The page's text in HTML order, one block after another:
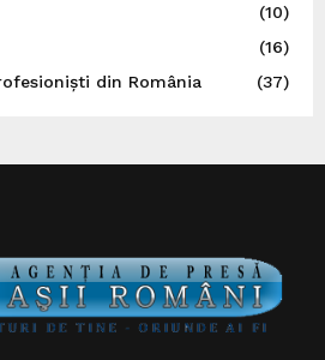
(10)
(16)
din România
(37)